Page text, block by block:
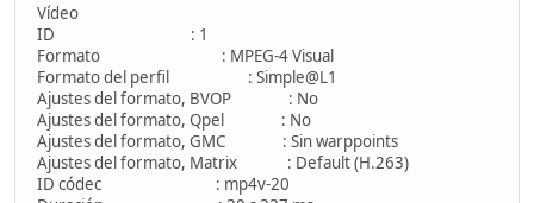
Vídeo
ID : 1
Formato : MPEG-4 Visual
Formato del perfil : Simple@L1
Ajustes del formato, BVOP : No
Ajustes del formato, Qpel : No
Ajustes del formato, GMC : Sin warppoints
Ajustes del formato, Matrix : Default (H.263)
ID códec : mp4v-20